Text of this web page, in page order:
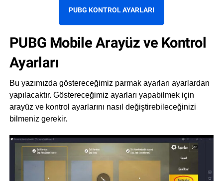
PUBG KONTROL AYARLARI
PUBG Mobile Arayüz ve Kontrol
Ayarları
Bu yazımızda göstereceğimiz parmak ayarları ayarlardan
yapılacaktır. Göstereceğimiz ayarları yapabilmek için
arayüz ve kontrol ayarlarını nasıl değiştirebileceğinizi
bilmeniz gerekir.